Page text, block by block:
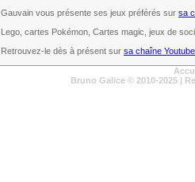
Gauvain vous présente ses jeux préférés sur sa
Lego, cartes Pokémon, Cartes magic, jeux de
Retrouvez-le dès à présent sur sa chaîne Youtube
Bruno Galice © 2010-2025 |